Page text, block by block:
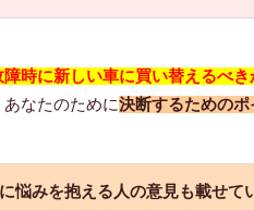
障時に新しい車に買い替えるべき
なたのために決断するためのポ
悩みを抱える人の意見も載せて